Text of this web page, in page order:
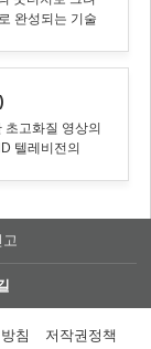
완성되는 기술
고화질 영상의
텔레비전의
고
침 저작권정책